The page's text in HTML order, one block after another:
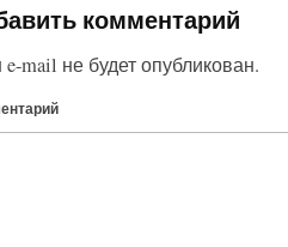
комментарий
mail не будет опубликован.